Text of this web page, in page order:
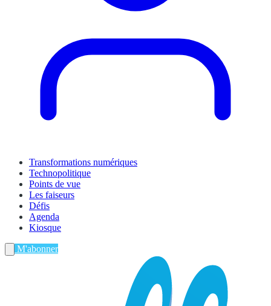
Transformations numériques
Technopolitique
Points de vue
Les faiseurs
Défis
Agenda
Kiosque
M'abonner